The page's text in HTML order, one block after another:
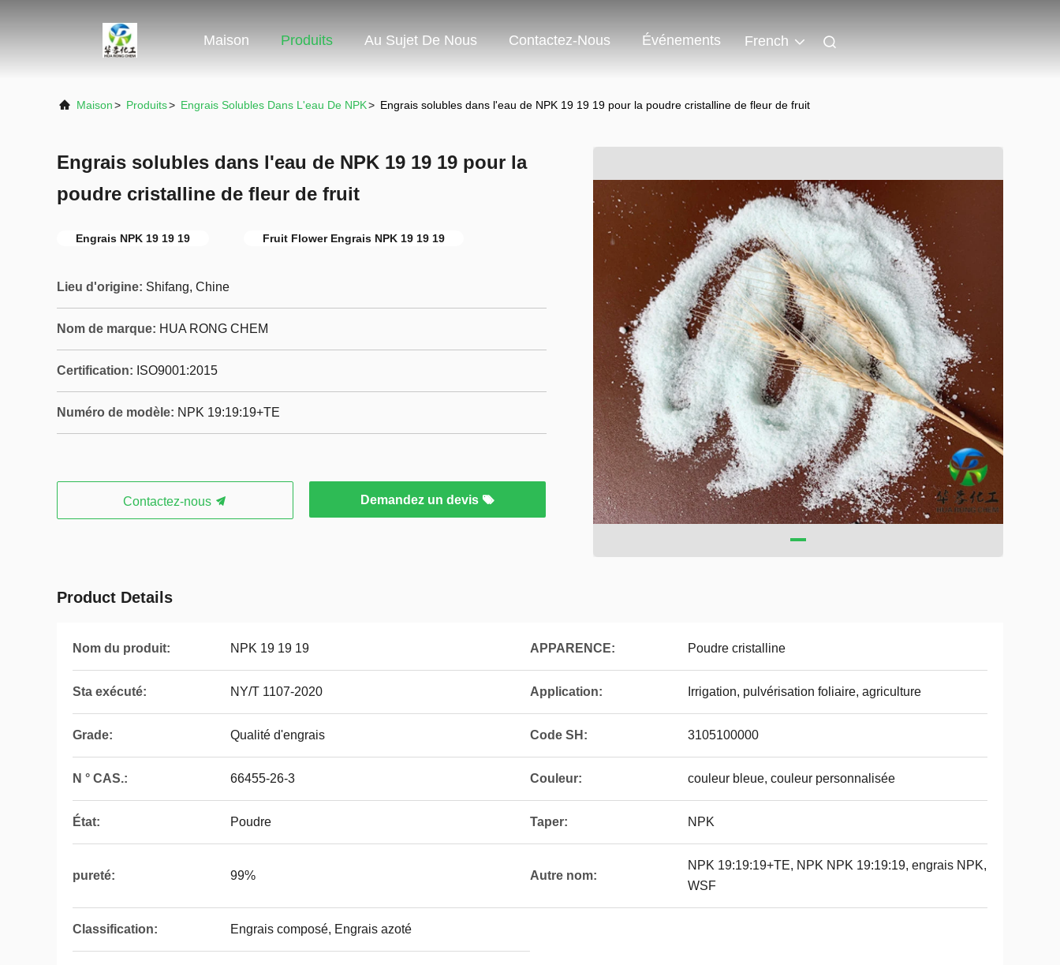
Maison Produits Au Sujet De Nous Contactez-Nous Événements French
Maison> Produits> Engrais Solubles Dans L'eau De NPK> Engrais solubles dans l'eau de NPK 19 19 19 pour la poudre cristalline de fleur de fruit
Engrais solubles dans l'eau de NPK 19 19 19 pour la
poudre cristalline de fleur de fruit
Engrais NPK 19 19 19 Fruit Flower Engrais NPK 19 19 19
Lieu d'origine: Shifang, Chine
Nom de marque: HUA RONG CHEM
Certification: ISO9001:2015
Numéro de modèle: NPK 19:19:19+TE
Contactez-nous Demandez un devis
Product Details
Nom du produit: NPK 19 19 19 APPARENCE: Poudre cristalline
Sta exécuté: NY/T 1107-2020 Application: Irrigation, pulvérisation foliaire, agriculture
Grade: Qualité d'engrais Code SH: 3105100000
N ° CAS.: 66455-26-3 Couleur: couleur bleue, couleur personnalisée
État: Poudre Taper: NPK
pureté: 99% Autre nom:
NPK 19:19:19+TE, NPK NPK 19:19:19, engrais NPK,
WSF
Classification: Engrais composé, Engrais azoté